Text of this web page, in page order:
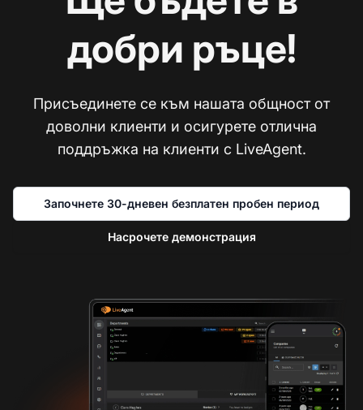
добри ръце!
Присъединете се към нашата общност от
доволни клиенти и осигурете отлична
поддръжка на клиенти с LiveAgent.
Започнете 30-дневен безплатен пробен период
Насрочете демонстрация